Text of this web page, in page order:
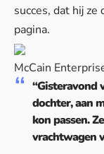
succes, dat hij
pagina.
McCain
“Gisteravond
dochter, aan
kon passen.
vrachtwagen